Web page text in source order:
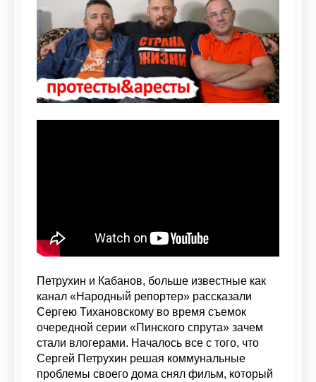
Петрухин и Кабанов, больше известные как
канал «Народный репортер» рассказали
Сергею Тихановскому во время съемок
очередной серии «Пинского спрута» зачем
стали влогерами. Началось все с того, что
Сергей Петрухин решая коммунальные
проблемы своего дома снял фильм, который